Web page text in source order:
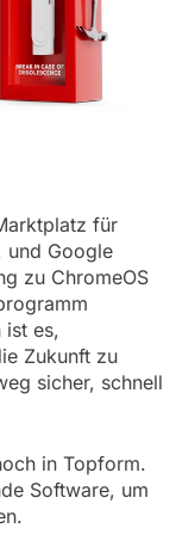
für
und Google
zu ChromeOS
ist es,
Zukunft zu
sicher, schnell
in Topform.
Software, um